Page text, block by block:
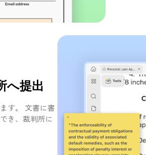
へ提出
す。 文書に書
き、裁判所に